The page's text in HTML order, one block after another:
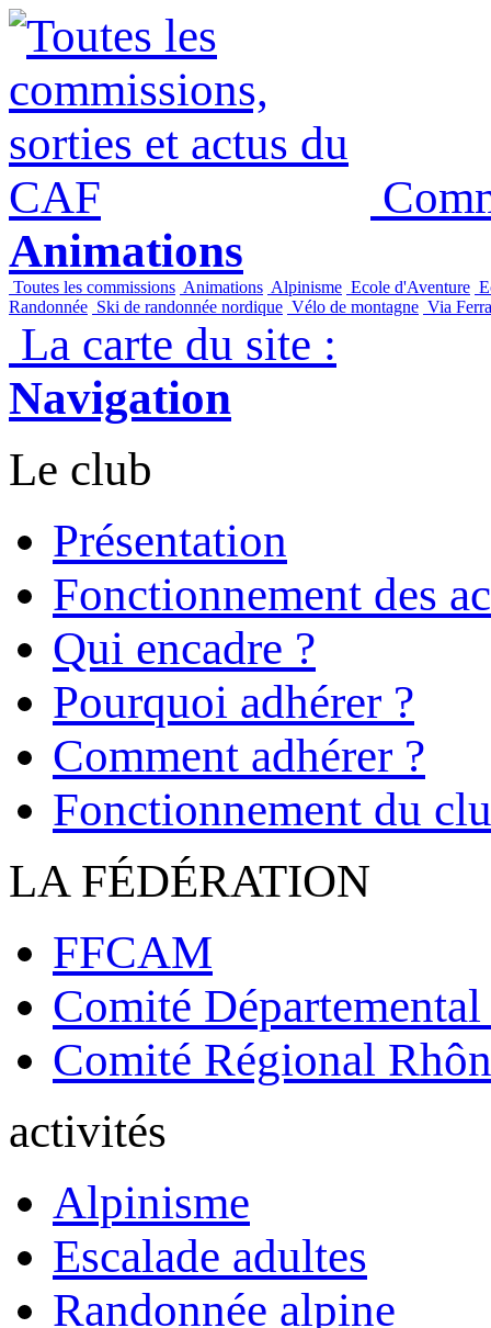
Animations
Toutes les commissions Animations Alpinisme Ecole d'Aventure
Randonnée Ski de randonnée nordique Vélo de montagne Via
La carte du site :
Navigation
Le club
Présentation
Fonctionnement des
Qui encadre ?
Pourquoi adhérer ?
Comment adhérer ?
Fonctionnement du
LA FÉDÉRATION
FFCAM
Comité
Comité Régional
activités
Alpinisme
Escalade adultes
Randonnée alpine